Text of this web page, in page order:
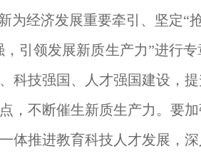
为经济发展重要牵引、坚定“
引领发展新质生产力”进行
科技强国、人才强国建设，
，不断催生新质生产力。要
体推进教育科技人才发展，深